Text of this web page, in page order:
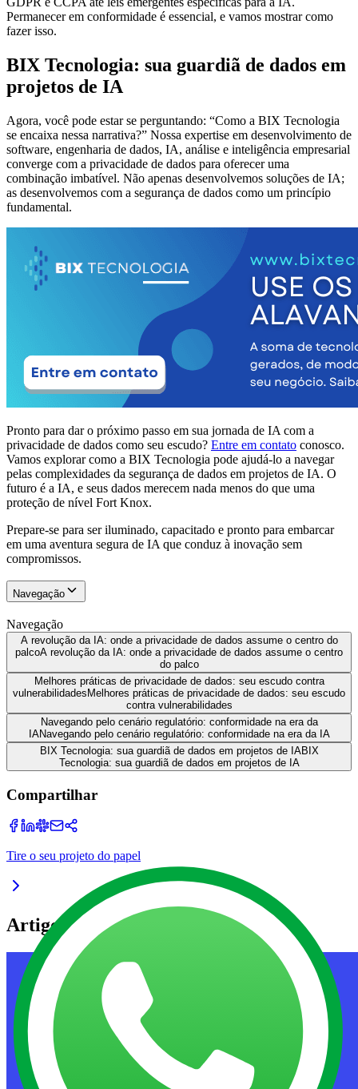
Permanecer em conformidade é essencial, e vamos mostrar como
fazer isso.
BIX Tecnologia: sua guardiã de dados em
projetos de IA
Agora, você pode estar se perguntando: “Como a BIX Tecnologia
se encaixa nessa narrativa?” Nossa expertise em desenvolvimento de
software, engenharia de dados, IA, análise e inteligência empresarial
converge com a privacidade de dados para oferecer uma
combinação imbatível. Não apenas desenvolvemos soluções de IA;
as desenvolvemos com a segurança de dados como um princípio
fundamental.
Pronto para dar o próximo passo em sua jornada de IA com a
privacidade de dados como seu escudo? Entre em contato conosco.
Vamos explorar como a BIX Tecnologia pode ajudá-lo a navegar
pelas complexidades da segurança de dados em projetos de IA. O
futuro é a IA, e seus dados merecem nada menos do que uma
proteção de nível Fort Knox.
Prepare-se para ser iluminado, capacitado e pronto para embarcar
em uma aventura segura de IA que conduz à inovação sem
compromissos.
Navegação
Navegação
A revolução da IA: onde a privacidade de dados assume o centro do
palcoA revolução da IA: onde a privacidade de dados assume o centro
do palco
Melhores práticas de privacidade de dados: seu escudo contra
vulnerabilidades Melhores práticas de privacidade de dados: seu escudo
contra vulnerabilidades
Navegando pelo cenário regulatório: conformidade na era da
IANavegando pelo cenário regulatório: conformidade na era da IA
BIX Tecnologia: sua guardiã de dados em projetos de IABIX
Tecnologia: sua guardiã de dados em projetos de IA
Compartilhar
Tire o seu projeto do papel
Artigos relacionados